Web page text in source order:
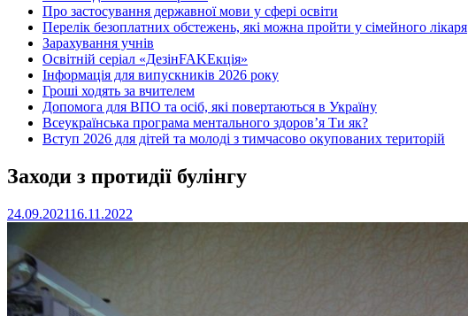
Про застосування державної мови у сфері освіти
Перелік безоплатних обстежень, які можна пройти у сімейного лікаря
Зарахування учнів
Освітній серіал «ДезінFAKEкція»
Інформація для випускників 2026 року
Гроші ходять за вчителем
Допомога для ВПО та осіб, які повертаються в Україну
Всеукраїнська програма ментального здоров’я Ти як?
Вступ 2026 для дітей та молоді з тимчасово окупованих територій
Заходи з протидії булінгу
24.09.202116.11.2022